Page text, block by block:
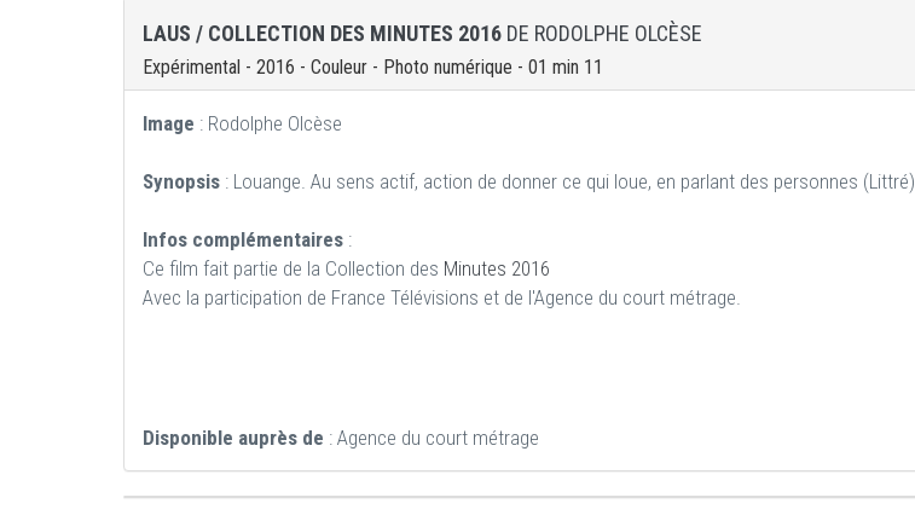
LAUS / COLLECTION DES MINUTES 2016 DE RODOLPHE OLCÈSE
Expérimental - 2016 - Couleur - Photo numérique - 01 min 11
Image : Rodolphe Olcèse
Synopsis : Louange. Au sens actif, action de donner ce qui loue, en parlant des personnes (Littré).
Infos complémentaires :
Ce film fait partie de la Collection des Minutes 2016
Avec la participation de France Télévisions et de l'Agence du court métrage.
Disponible auprès de : Agence du court métrage